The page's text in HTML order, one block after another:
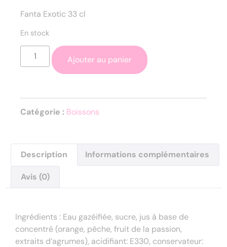
Fanta Exotic 33 cl
En stock
Ajouter au panier
Catégorie : Boissons
Description Informations complémentaires
Avis (0)
Ingrédients : Eau gazéifiée, sucre, jus à base de
concentré (orange, pêche, fruit de la passion,
extraits d’agrumes), acidifiant: E330, conservateur: